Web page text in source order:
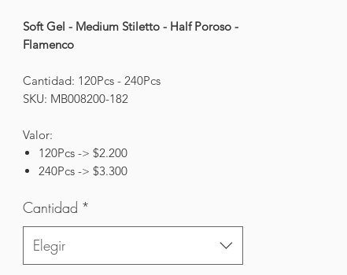
Soft Gel - Medium Stiletto - Half Poroso -
Flamenco
Cantidad: 120Pcs - 240Pcs
SKU: MB008200-182
Valor:
120Pcs -> $2.200
240Pcs -> $3.300
Cantidad *
Elegir